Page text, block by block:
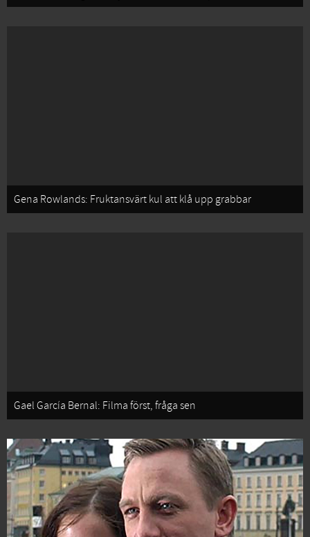
Gena Rowlands: Fruktansvärt kul att klå upp grabbar
Gael García Bernal: Filma först, fråga sen